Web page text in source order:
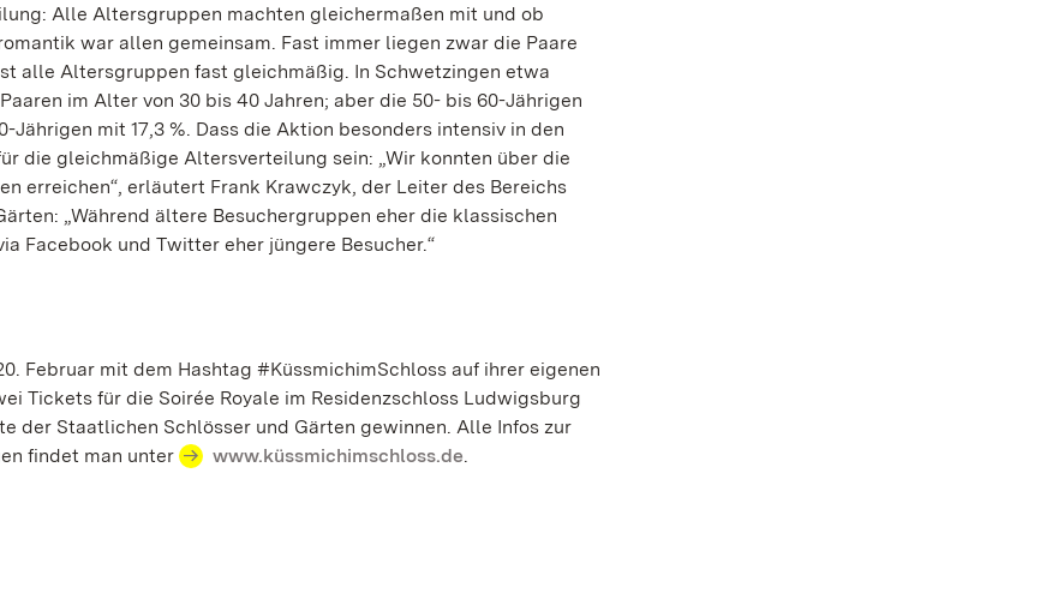
Alle Altersgruppen machten gleichermaßen mit und ob
war allen gemeinsam. Fast immer liegen zwar die Paare
alle Altersgruppen fast gleichmäßig. In Schwetzingen etwa
im Alter von 30 bis 40 Jahren; aber die 50- bis 60-Jährigen
mit 17,3 %. Dass die Aktion besonders intensiv in den
die gleichmäßige Altersverteilung sein: „Wir konnten über die
erreichen“, erläutert Frank Krawczyk, der Leiter des Bereichs
„Während ältere Besuchergruppen eher die klassischen
Facebook und Twitter eher jüngere Besucher.“
Februar mit dem Hashtag #KüssmichimSchloss auf ihrer eigenen
Tickets für die Soirée Royale im Residenzschloss Ludwigsburg
der Staatlichen Schlösser und Gärten gewinnen. Alle Infos zur
findet man unter
www.küssmichimschloss.de.